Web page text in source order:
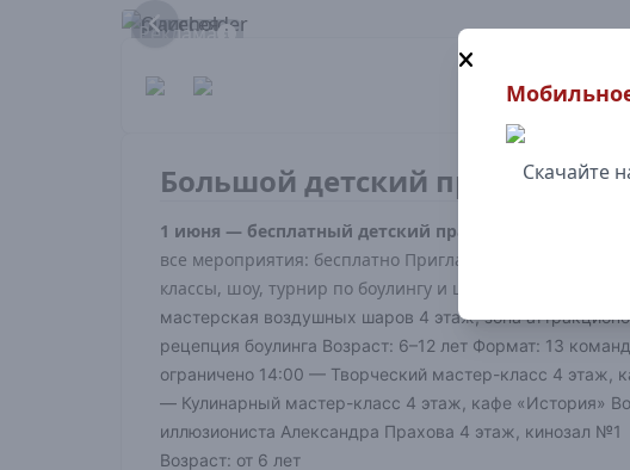
Реклама
Большой детский праздник 1
1 июня — бесплатный детский праздник в РК
все мероприятия: бесплатно Приглашаем детей и
классы, шоу, турнир по боулингу и цирковая фотозона.
мастерская воздушных шаров 4 этаж, зона
рецепция боулинга Возраст: 6–12 лет Формат: 13
ограничено 14:00 — Творческий мастер-класс 4 этаж,
— Кулинарный мастер-класс 4 этаж, кафе «История»
иллюзиониста Александра Прахова 4 этаж, кинозал №1
Возраст: от 6 лет
Скачайте